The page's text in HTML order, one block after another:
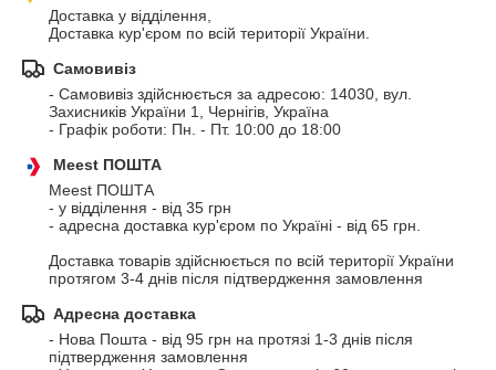
Доставка у відділення,
Доставка кур'єром по всій території України.
Самовивіз
- Самовивіз здійснюється за адресою: 14030, вул.
Захисників України 1, Чернігів, Україна
- Графік роботи: Пн. - Пт. 10:00 до 18:00
Meest ПОШТА
Meest ПОШТА
- у відділення - від 35 грн
- адресна доставка кур'єром по Україні - від 65 грн.
Доставка товарів здійснюється по всій території України
протягом 3-4 днів після підтвердження замовлення
Адресна доставка
- Нова Пошта - від 95 грн на протязі 1-3 днів після
підтвердження замовлення